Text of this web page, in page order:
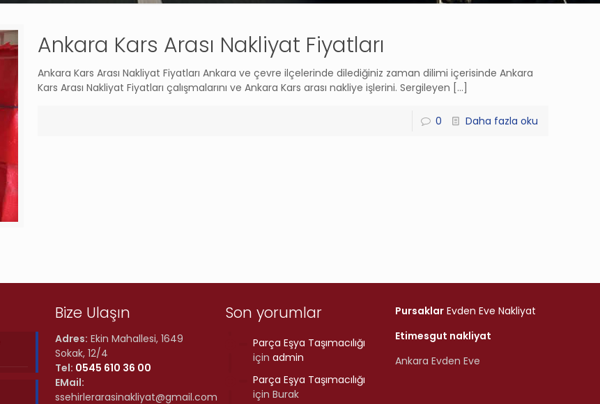
Ankara Kars Arası Nakliyat Fiyatları
Ankara Kars Arası Nakliyat Fiyatları Ankara ve çevre ilçelerinde dilediğiniz zaman dilimi içerisinde Ankara
Kars Arası Nakliyat Fiyatları çalışmalarını ve Ankara Kars arası nakliye işlerini. Sergileyen […]
0 Daha fazla oku
Bize Ulaşın
Adres: Ekin Mahallesi, 1649
Sokak, 12/4
Tel: 0545 610 36 00
EMail:
ssehirlerarasinakliyat@gmail.com
Son yorumlar
Parça Eşya Taşımacılığı
içinadmin
Parça Eşya Taşımacılığı
içinBurak
Pursaklar Evden Eve Nakliyat
Etimesgut nakliyat
Ankara Evden Eve